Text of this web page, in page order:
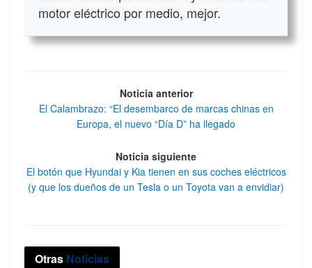
motor eléctrico por medio, mejor.
Noticia anterior
El Calambrazo: “El desembarco de marcas chinas en
Europa, el nuevo “Día D” ha llegado
Noticia siguiente
El botón que Hyundai y Kia tienen en sus coches eléctricos
(y que los dueños de un Tesla o un Toyota van a envidiar)
Otras Noticias